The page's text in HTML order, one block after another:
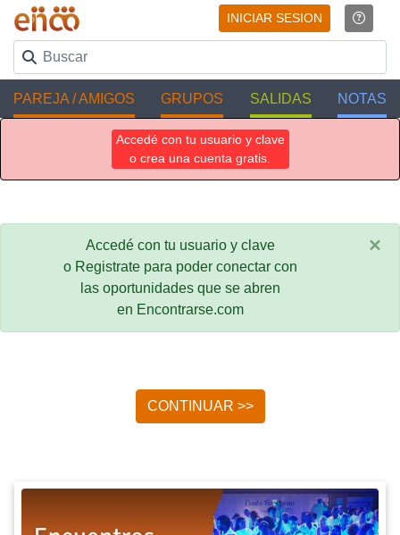
INICIAR SESION
PAREJA / AMIGOS GRUPOS SALIDAS NOTAS
Accedé con tu usuario y clave
o crea una cuenta gratis.
Accedé con tu usuario y clave
o Registrate para poder conectar con
las oportunidades que se abren
en Encontrarse.com
×
CONTINUAR >>